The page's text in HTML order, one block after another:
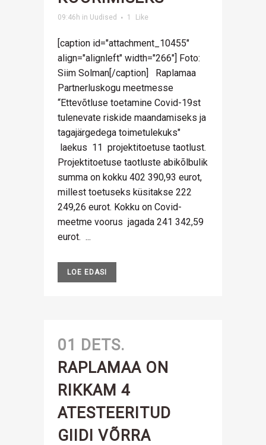
09:46h in Uudised 1 Like
[caption id="attachment_10455"
align="alignleft" width="266"] Foto:
Siim Solman[/caption] Raplamaa
Partnerluskogu meetmesse
“Ettevõtluse toetamine Covid-19st
tulenevate riskide maandamiseks ja
tagajärgedega toimetulekuks"
laekus 11 projektitoetuse taotlust.
Projektitoetuse taotluste abikõlbulik
summa on kokku 402 390,93 eurot,
millest toetuseks küsitakse 222
249,26 eurot. Kokku on Covid-
meetme voorus jagada 241 342,59
eurot. ...
LOE EDASI
01 DETS.
RAPLAMAA ON
RIKKAM 4
ATESTEERITUD
GIIDI VÕRRA